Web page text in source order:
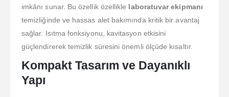
imkânı sunar. Bu özellik özellikle laboratuvar ekipmanı
temizliğinde ve hassas alet bakımında kritik bir avantaj
sağlar. Isıtma fonksiyonu, kavitasyon etkisini
güçlendirerek temizlik süresini önemli ölçüde kısaltır.
Kompakt Tasarım ve Dayanıklı
Yapı